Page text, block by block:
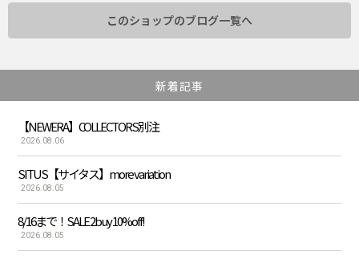
このショップのブログ一覧へ
新着記事
【NEWERA】COLLECTORS別注
2026.08.06
SITUS【サイタス】more variation
2026.08.05
8/16まで！SALE 2buy 10%off!
2026.08.05